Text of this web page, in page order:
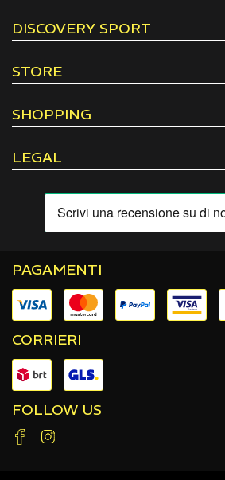
DISCOVERY SPORT
STORE
SHOPPING
LEGAL
PAGAMENTI
CORRIERI
FOLLOW US